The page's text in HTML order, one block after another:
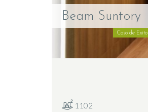
Beam Suntory
Caso de Exito
1102